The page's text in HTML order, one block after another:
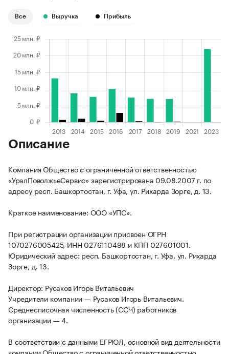
Все Выручка Прибыль
Описание
Компания Общество с ограниченной ответственностью
«УралПоволжьеСервис» зарегистрирована 09.08.2007 г. по
адресу респ. Башкортостан, г. Уфа, ул. Рихарда Зорге, д. 13.
Краткое наименование: ООО «УПС».
При регистрации организации присвоен ОГРН
1070276005425, ИНН 0276110498 и КПП 027601001.
Юридический адрес: респ. Башкортостан, г. Уфа, ул. Рихарда
Зорге, д. 13.
Директор: Русаков Игорь Витальевич
Учредители компании — Русаков Игорь Витальевич.
Среднесписочная численность (ССЧ) работников
организации — 4.
В соответствии с данными ЕГРЮЛ, основной вид деятельности